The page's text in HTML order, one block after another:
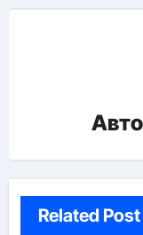
Related Post